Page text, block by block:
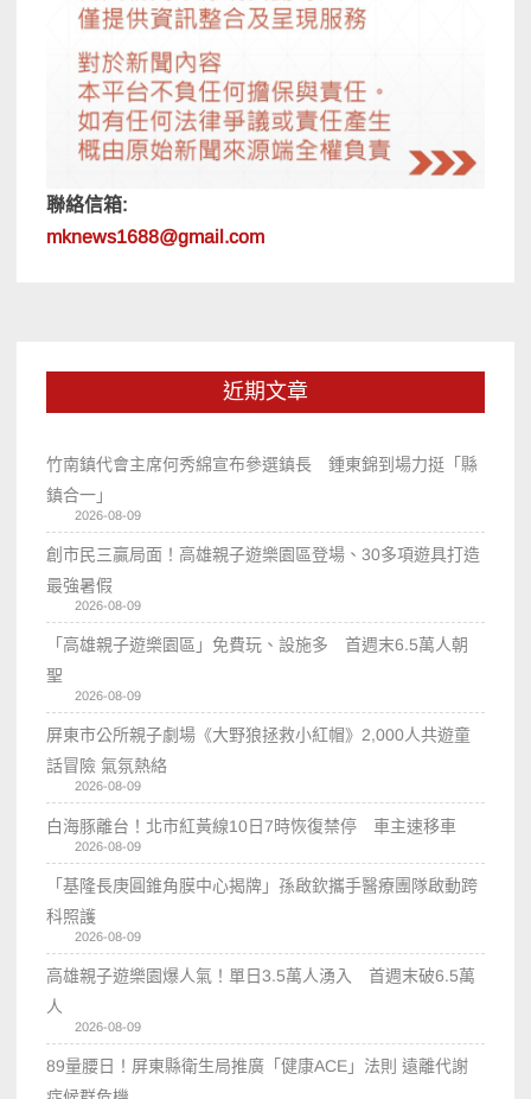
聯絡信箱:
mknews1688@gmail.com
近期文章
竹南鎮代會主席何秀綿宣布參選鎮長 鍾東錦到場力挺「縣
鎮合一」
2026-08-09
創市民三贏局面！高雄親子遊樂園區登場、30多項遊具打造
最強暑假
2026-08-09
「高雄親子遊樂園區」免費玩、設施多 首週末6.5萬人朝
聖
2026-08-09
屏東市公所親子劇場《大野狼拯救小紅帽》2,000人共遊童
話冒險 氣氛熱絡
2026-08-09
白海豚離台！北市紅黃線10日7時恢復禁停 車主速移車
2026-08-09
「基隆長庚圓錐角膜中心揭牌」孫啟欽攜手醫療團隊啟動跨
科照護
2026-08-09
高雄親子遊樂園爆人氣！單日3.5萬人湧入 首週末破6.5萬
人
2026-08-09
89量腰日！屏東縣衛生局推廣「健康ACE」法則 遠離代謝